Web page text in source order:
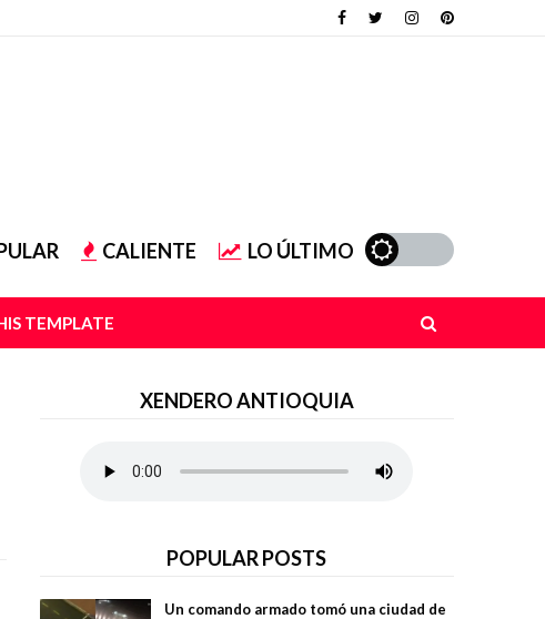
CALIENTE LO ÚLTIMO
TEMPLATE
XENDERO ANTIOQUIA
POPULAR POSTS
Un comando armado tomó una ciudad de